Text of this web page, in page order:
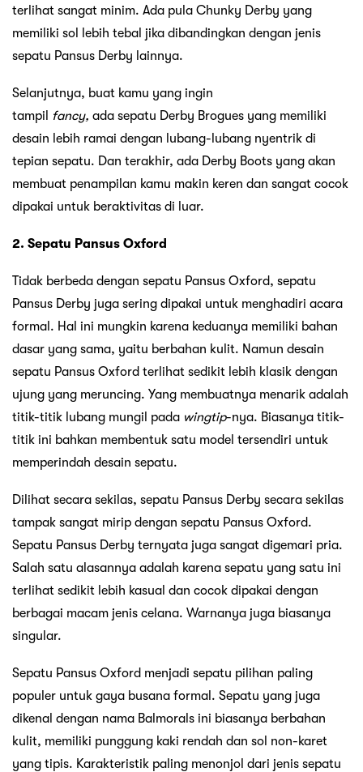
terlihat sangat minim. Ada pula Chunky Derby yang
memiliki sol lebih tebal jika dibandingkan dengan jenis
sepatu Pansus Derby lainnya.
Selanjutnya, buat kamu yang ingin
tampil
fancy, ada sepatu Derby Brogues yang memiliki
desain lebih ramai dengan lubang-lubang nyentrik di
tepian sepatu. Dan terakhir, ada Derby Boots yang akan
membuat penampilan kamu makin keren dan sangat cocok
dipakai untuk beraktivitas di luar.
2. Sepatu Pansus Oxford
Tidak berbeda dengan sepatu Pansus Oxford, sepatu
Pansus Derby juga sering dipakai untuk menghadiri acara
formal. Hal ini mungkin karena keduanya memiliki bahan
dasar yang sama, yaitu berbahan kulit. Namun desain
sepatu Pansus Oxford terlihat sedikit lebih klasik dengan
ujung yang meruncing. Yang membuatnya menarik adalah
titik-titik lubang mungil pada wingtip-nya. Biasanya titik-
titik ini bahkan membentuk satu model tersendiri untuk
memperindah desain sepatu.
Dilihat secara sekilas, sepatu Pansus Derby secara sekilas
tampak sangat mirip dengan sepatu Pansus Oxford.
Sepatu Pansus Derby ternyata juga sangat digemari pria.
Salah satu alasannya adalah karena sepatu yang satu ini
terlihat sedikit lebih kasual dan cocok dipakai dengan
berbagai macam jenis celana. Warnanya juga biasanya
singular.
Sepatu Pansus Oxford menjadi sepatu pilihan paling
populer untuk gaya busana formal. Sepatu yang juga
dikenal dengan nama Balmorals ini biasanya berbahan
kulit, memiliki punggung kaki rendah dan sol non-karet
yang tipis. Karakteristik paling menonjol dari jenis sepatu